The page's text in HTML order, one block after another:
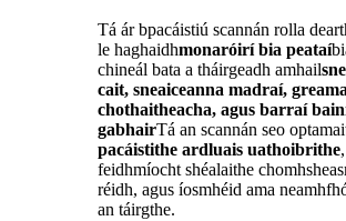
Tá ár bpacáistiú scannán rolla
le haghaidhmonaróirí bia peataí
chineál bata a tháirgeadh amhail
cait, sneaiceanna madraí,
chothaitheacha, agus barraí
gabhairTá an scannán seo
pacáistithe ardluais uathoibrithe
feidhmíocht shéalaithe
réidh, agus íosmhéid ama
an táirgthe.